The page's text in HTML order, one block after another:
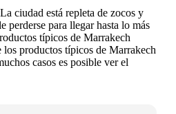
ciudad está repleta de zocos y
perderse para llegar hasta lo más
típicos de Marrakech
productos típicos de Marrakech
casos es posible ver el